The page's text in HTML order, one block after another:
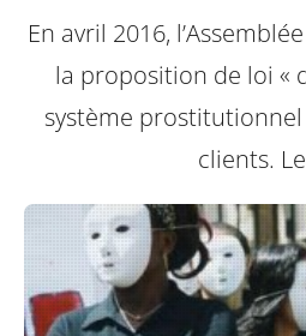
En avril 2016,
la proposition de loi «
système
clients.